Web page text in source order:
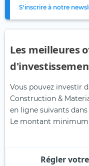
S'inscrire à notre
Les meilleures
Vous pouvez investir
Construction &
en ligne suivants
Le montant minimum
Régler